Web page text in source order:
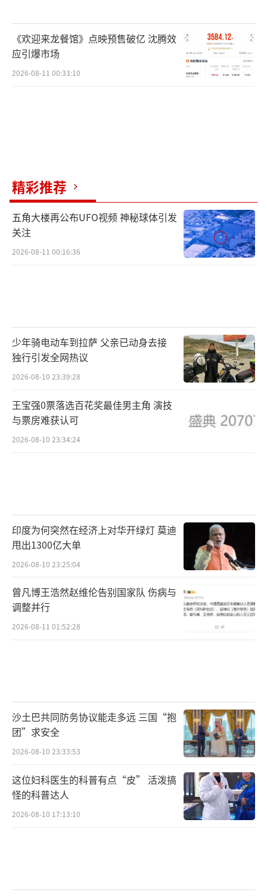
《欢迎来龙餐馆》点映预售破亿 沈腾效
应引爆市场
2026-08-11 00:33:10
精彩推荐
五角大楼再公布UFO视频 神秘球体引发
关注
2026-08-11 00:16:36
少年骑电动车到拉萨 父亲已动身去接
独行引发全网热议
2026-08-10 23:39:28
王宝强0票落选百花奖最佳男主角 演技
与票房难获认可
2026-08-10 23:34:24
印度为何突然在经济上对华开绿灯 莫迪
甩出1300亿大单
2026-08-10 23:25:04
曾凡博王浩然赵维伦告别国家队 伤病与
调整并行
2026-08-11 01:52:28
沙土巴共同防务协议能走多远 三国“抱
团”求安全
2026-08-10 23:33:53
这位妇科医生的科普有点“皮” 活泼搞
怪的科普达人
2026-08-10 17:13:10